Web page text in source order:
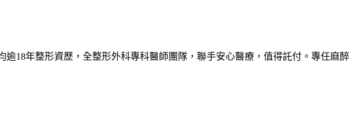
18年整形資歷，全整形外科專科醫師團隊，聯手安心醫療，值得託付。專任麻醉